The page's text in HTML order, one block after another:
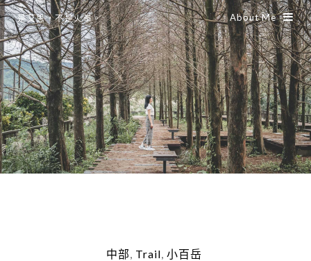
是艾思，不是火拳。 About Me
中部, Trail, 小百岳